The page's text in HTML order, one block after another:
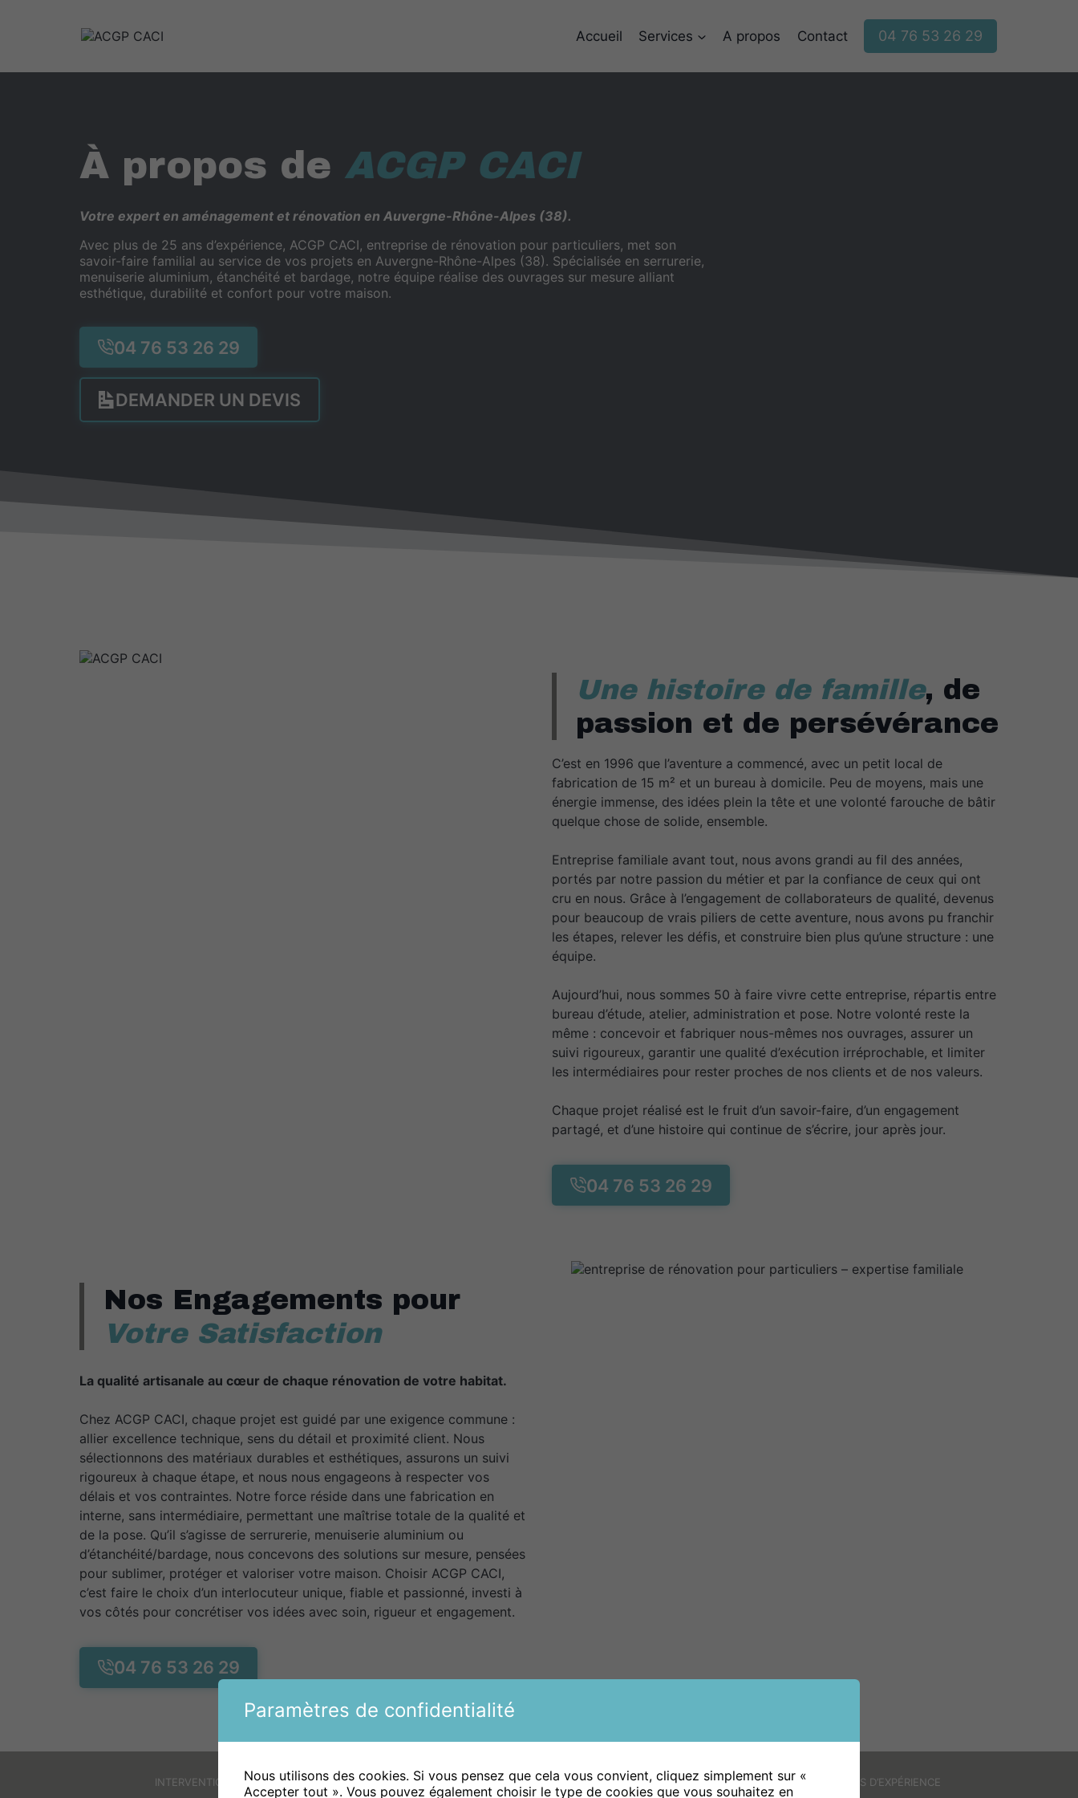
Accueil Services A propos Contact 04 76 53 26 29
À propos de ACGP CACI
Votre expert en aménagement et rénovation en Auvergne-Rhône-Alpes (38).
Avec plus de 25 ans d’expérience, ACGP CACI, entreprise de rénovation pour particuliers, met son
savoir-faire familial au service de vos projets en Auvergne-Rhône-Alpes (38). Spécialisée en serrurerie,
menuiserie aluminium, étanchéité et bardage, notre équipe réalise des ouvrages sur mesure alliant
esthétique, durabilité et confort pour votre maison.
04 76 53 26 29
DEMANDER UN DEVIS
Une histoire de famille, de
passion et de persévérance
C’est en 1996 que l’aventure a commencé, avec un petit local de
fabrication de 15 m² et un bureau à domicile. Peu de moyens, mais une
énergie immense, des idées plein la tête et une volonté farouche de bâtir
quelque chose de solide, ensemble.
Entreprise familiale avant tout, nous avons grandi au fil des années,
portés par notre passion du métier et par la confiance de ceux qui ont
cru en nous. Grâce à l’engagement de collaborateurs de qualité, devenus
pour beaucoup de vrais piliers de cette aventure, nous avons pu franchir
les étapes, relever les défis, et construire bien plus qu’une structure : une
équipe.
Aujourd’hui, nous sommes 50 à faire vivre cette entreprise, répartis entre
bureau d’étude, atelier, administration et pose. Notre volonté reste la
même : concevoir et fabriquer nous-mêmes nos ouvrages, assurer un
suivi rigoureux, garantir une qualité d’exécution irréprochable, et limiter
les intermédiaires pour rester proches de nos clients et de nos valeurs.
Chaque projet réalisé est le fruit d’un savoir-faire, d’un engagement
partagé, et d’une histoire qui continue de s’écrire, jour après jour.
04 76 53 26 29
Nos Engagements pour
Votre Satisfaction
La qualité artisanale au cœur de chaque rénovation de votre habitat.
Chez ACGP CACI, chaque projet est guidé par une exigence commune :
allier excellence technique, sens du détail et proximité client. Nous
sélectionnons des matériaux durables et esthétiques, assurons un suivi
rigoureux à chaque étape, et nous nous engageons à respecter vos
délais et vos contraintes. Notre force réside dans une fabrication en
interne, sans intermédiaire, permettant une maîtrise totale de la qualité et
de la pose. Qu’il s’agisse de serrurerie, menuiserie aluminium ou
d’étanchéité/bardage, nous concevons des solutions sur mesure, pensées
pour sublimer, protéger et valoriser votre maison. Choisir ACGP CACI,
c’est faire le choix d’un interlocuteur unique, fiable et passionné, investi à
vos côtés pour concrétiser vos idées avec soin, rigueur et engagement.
04 76 53 26 29
INTERVENTIONS URGENCES CLIENTS SATISFAITS ANNÉES D’EXPÉRIENCE
Paramètres de confidentialité
Nous utilisons des cookies. Si vous pensez que cela vous convient, cliquez simplement sur «
Accepter tout ». Vous pouvez également choisir le type de cookies que vous souhaitez en